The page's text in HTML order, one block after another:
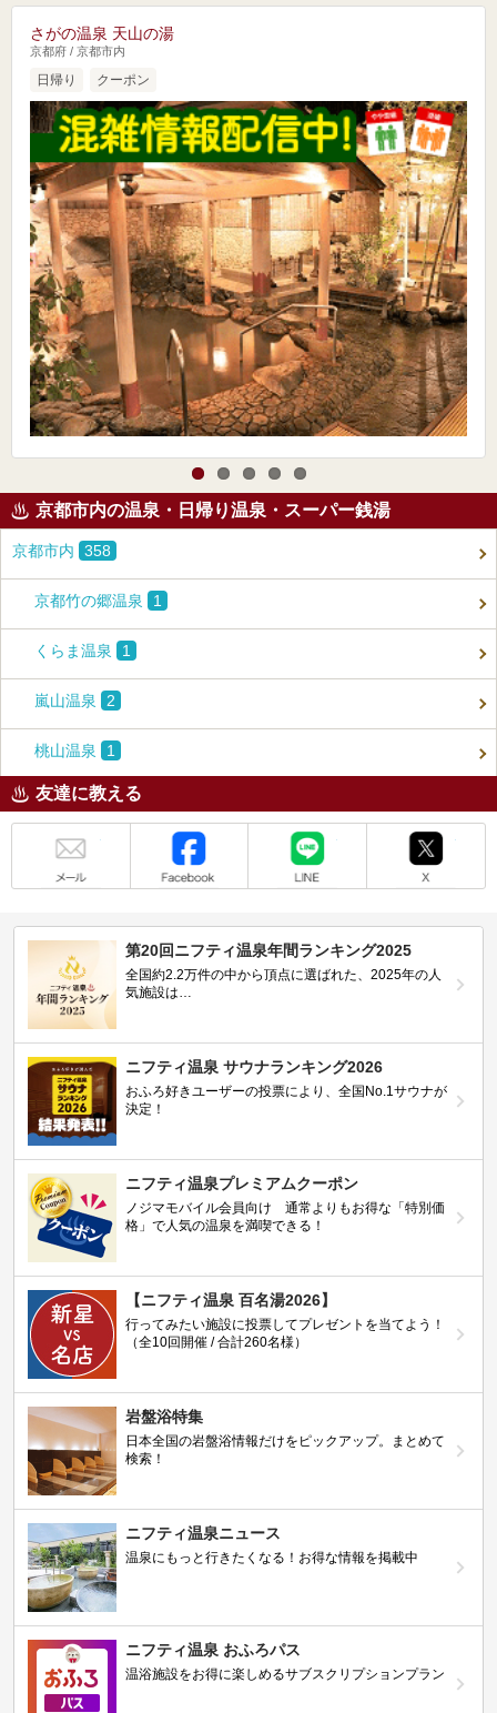
さがの温泉 天山の湯
京都府 / 京都市内
日帰り クーポン
京都市内の温泉・日帰り温泉・スーパー銭湯
京都市内 358
京都竹の郷温泉 1
くらま温泉 1
嵐山温泉 2
桃山温泉 1
友達に教える
第20回ニフティ温泉年間ランキング2025
全国約2.2万件の中から頂点に選ばれた、2025年の人
気施設は…
ニフティ温泉 サウナランキング2026
おふろ好きユーザーの投票により、全国No.1サウナが
決定！
ニフティ温泉プレミアムクーポン
ノジマモバイル会員向け 通常よりもお得な「特別価
格」で人気の温泉を満喫できる！
【ニフティ温泉 百名湯2026】
行ってみたい施設に投票してプレゼントを当てよう！
（全10回開催 / 合計260名様）
岩盤浴特集
日本全国の岩盤浴情報だけをピックアップ。まとめて
検索！
ニフティ温泉ニュース
温泉にもっと行きたくなる！お得な情報を掲載中
ニフティ温泉 おふろパス
温浴施設をお得に楽しめるサブスクリプションプラン